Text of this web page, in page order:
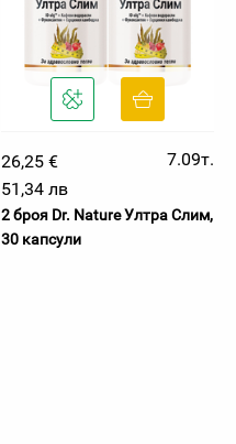
26,25 €
7.09т.
51,34 лв
2 броя Dr. Nature Ултра Слим,
30 капсули